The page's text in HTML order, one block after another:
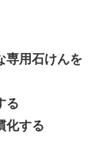
専用石けんを
る
化する